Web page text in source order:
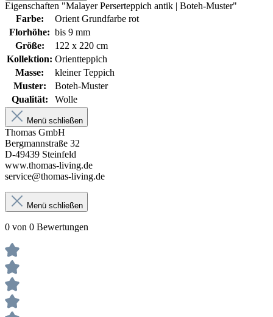
Eigenschaften "Malayer Perserteppich antik | Boteh-Muster"
Farbe:
Orient Grundfarbe rot
Florhöhe: bis 9 mm
Größe:
122 x 220 cm
Kollektion: Orientteppich
Masse:
kleiner Teppich
Muster:
Boteh-Muster
Qualität:
Wolle
Menü schließen
Thomas GmbH
Bergmannstraße 32
D-49439 Steinfeld
www.thomas-living.de
service@thomas-living.de
Menü schließen
0 von 0 Bewertungen